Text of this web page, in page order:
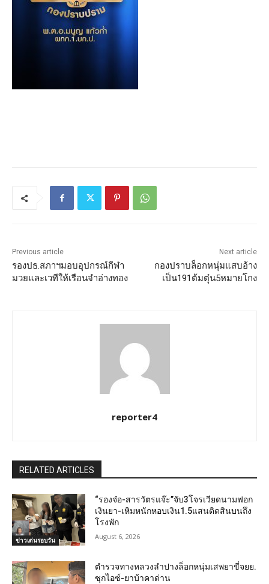
Previous article
รองปธ.สภาฯมอบอุปกรณ์กีฬา
มวยและเวทีให้เรือนจำอ่างทอง
Next article
กองปราบล็อกหนุ่มแสบอ้าง
เป็น191ต้มตุ๋น5หมายโกง
reporter4
RELATED ARTICLES
ข่าวเด่นรอบวัน
“รองจ๋อ-สารวัตรแจ๊ะ”จับ3โจรเวียดนามฟอก
เงินยา-เหิมหนักหอบเงิน1.5แสนติดสินบนถึง
โรงพัก
August 6, 2026
ตำรวจทางหลวงลำปางล็อกหนุ่มเสพยาขี่จยย.
ซุกไอซ์-ยาบ้าคาด่าน